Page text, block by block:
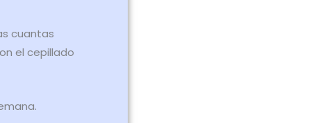
cuantas
el cepillado